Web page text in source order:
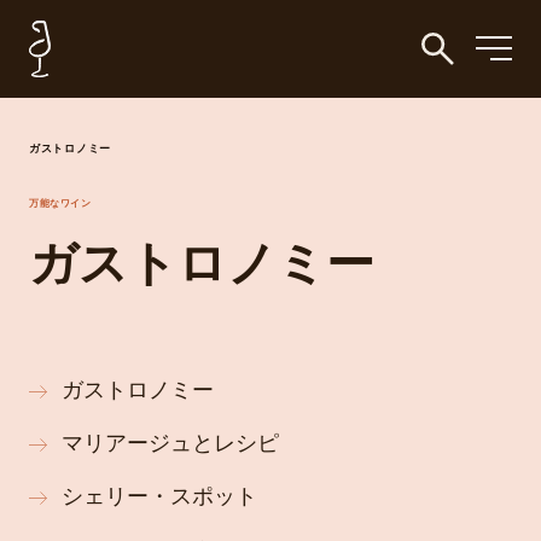
ガストロノミー
万能なワイン
ガストロノミー
ガストロノミー
マリアージュとレシピ
シェリー・スポット